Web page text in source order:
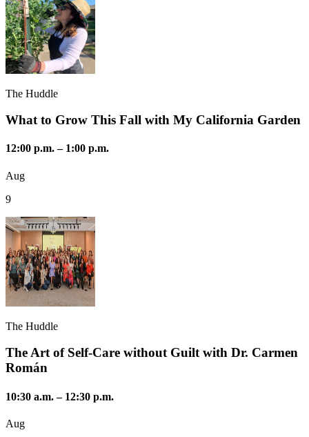
The Huddle
What to Grow This Fall with My California Garden
12:00 p.m.– 1:00 p.m.
Aug
9
The Huddle
The Art of Self-Care without Guilt with Dr. Carmen
Román
10:30 a.m.– 12:30 p.m.
Aug